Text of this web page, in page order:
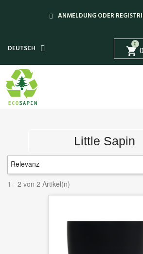
ANMELDUNG ODER
DEUTSCH shopping_cart
0
Little Sapin
Relevanz
1 - 2 von 2 Artikel(n)